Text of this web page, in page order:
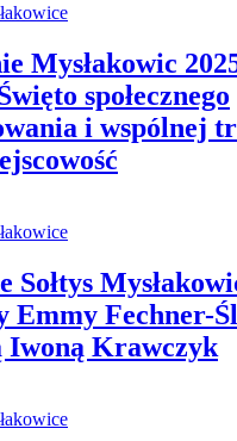
Mysłakowic
społecznego
i wspólnej
Sołtys
Emmy Fechner-
Iwoną Krawczyk